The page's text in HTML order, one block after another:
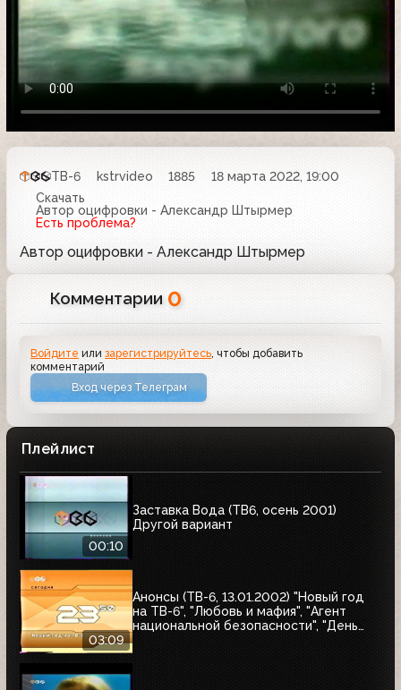
ТВ-6 kstrvideo 1885
18 марта 2022, 19:00
Скачать
Автор оцифровки - Александр Штырмер
Есть проблема?
Автор оцифровки - Александр Штырмер
Комментарии 0
Войдите илизарегистрируйтесь, чтобы добавить
комментарий
Вход через Телеграм
Плейлист
00:10
Заставка Вода (ТВ6, осень 2001)
Другой вариант
03:09
Анонсы (ТВ-6, 13.01.2002) "Новый год
на ТВ-6", "Любовь и мафия", "Агент
национальной безопасности", "День